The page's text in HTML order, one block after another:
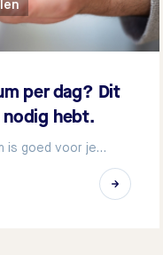
per dag? Dit
hebt.
is goed voor je…